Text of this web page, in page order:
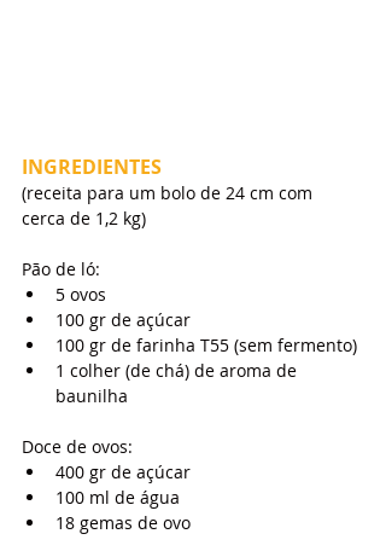
INGREDIENTES
(receita para um bolo de 24 cm com
cerca de 1,2 kg)
Pão de ló:
5 ovos
100 gr de açúcar
100 gr de farinha T55 (sem fermento)
1 colher (de chá) de aroma de
baunilha
Doce de ovos:
400 gr de açúcar
100 ml de água
18 gemas de ovo